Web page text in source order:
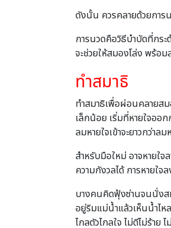
ดังนั้น ควรคลายด้วยการ
การนวดคือวิธีบำบัดที่กร
จะช่วยให้สมองโล่ง พร้อ
ทำสมาธิ
ทำสมาธิเพื่อผ่อนคลายส
เล็กน้อย เริ่มที่หายใจอ
ลมหายใจเข้าจะยาวกว่าล
สำหรับมือใหม่ อาจหายใ
ความกังวลได้ การหายใ
บางคนคิดฟุ้งซ่านจนนั่งส
อยู่ริมแม่น้ำแล้วเห็นน้ำไ
ไกลตัวไกลใจ ไม่ดีไม่ร้า